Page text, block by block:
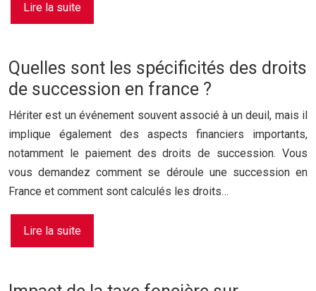
Lire la suite
Quelles sont les spécificités des droits
de succession en france ?
Hériter est un événement souvent associé à un deuil, mais il
implique également des aspects financiers importants,
notamment le paiement des droits de succession. Vous
vous demandez comment se déroule une succession en
France et comment sont calculés les droits…
Lire la suite